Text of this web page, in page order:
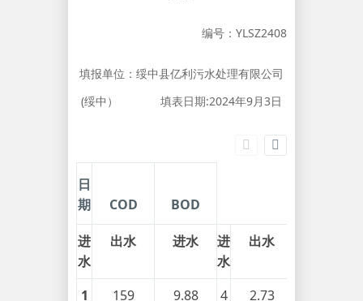
编号：YLSZ2408
填报单位：绥中县亿利污水处理有限公司
(绥中） 填表日期:2024年9月3日
日
期
COD BOD
进
水
出水 进水
进
水
出水
1 159 9.88 4 2.73